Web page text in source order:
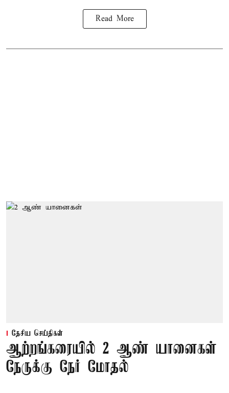
Read More
தேசிய செய்திகள்
ஆற்றங்கரையில் 2 ஆண் யானைகள்
நேருக்கு நேர் மோதல்